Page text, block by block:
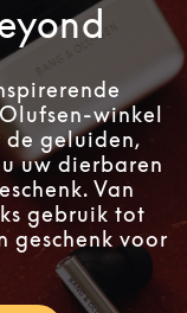
winkel
de geluiden,
uw dierbaren
Van
gebruik tot
geschenk voor